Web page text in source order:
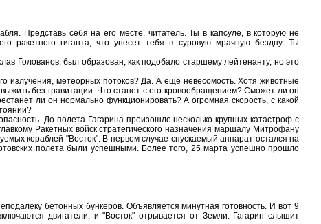
Представь себя на его месте, читатель. Ты в капсуле, в которую не
ракетного гиганта, что унесет тебя в суровую мрачную бездну. Ты
Голованов, был образован, как подобало старшему лейтенанту, но это
метеорных потоков? Да. А еще невесомость. Хотя животные
без гравитации. Что станет с его кровообращением? Сможет ли он
ли он нормально функционировать? А огромная скорость, с какой
До полета Гагарина произошло несколько крупных катастроф с
Ракетных войск стратегического назначения маршалу Митрофану
кораблей "Восток". В первом случае спускаемый аппарат остался на
полета были успешными. Более того, 25 марта успешно прошло
бетонных бункеров. Объявляется минутная готовность. И вот 9
двигатели, и "Восток" отрывается от Земли. Гагарин слышит